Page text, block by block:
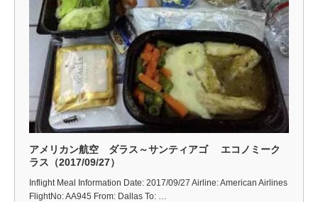
アメリカン航空 ダラス～サンティアゴ エコノミーク
ラス（2017/09/27）
Inflight Meal Information Date: 2017/09/27 Airline: American Airlines
FlightNo: AA945 From: Dallas To: …